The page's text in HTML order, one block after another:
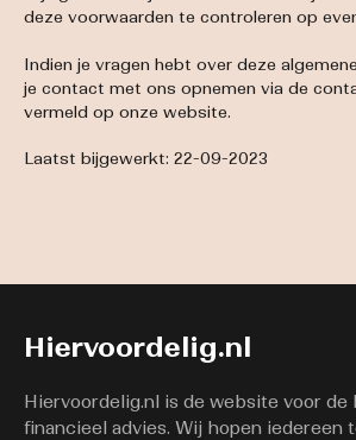
deze voorwaarden te controleren op
Indien je vragen hebt over deze
je contact met ons opnemen via de
vermeld op onze website.
Laatst bijgewerkt: 22-09-2023
Hiervoordelig.nl
Hiervoordelig.nl is de website voor de
financieel advies. Wij hopen iedereen